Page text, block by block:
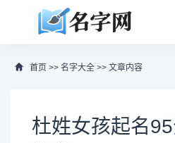
首页 >> 名字大全 >> 文章内容
杜姓女孩起名